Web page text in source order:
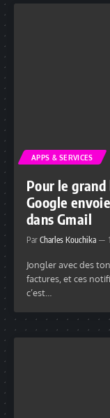
APPS & SERVICES
Pour le
Google
dans Gmail
Par Charles Kouchika
Jongler avec des
factures, et ces
c’est…